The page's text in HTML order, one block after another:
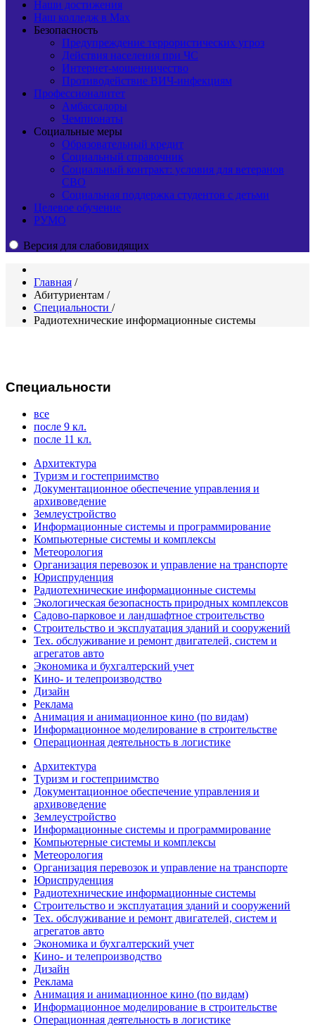
Наши достижения
Наш колледж в Max
Безопасность
Предупреждение террористических угроз
Действия населения при ЧС
Интернет-мошенничество
Противодействие ВИЧ-инфекциям
Профессионалитет
Амбассадоры
Чемпионаты
Социальные меры
Образовательный кредит
Социальный справочник
Социальный контракт: условия для ветеранов
СВО
Социальная поддержка студентов с детьми
Целевое обучение
РУМО
Версия для слабовидящих
Главная /
Абитуриентам /
Специальности /
Радиотехнические информационные системы
Специальности
все
после 9 кл.
после 11 кл.
Архитектура
Туризм и гостеприимство
Документационное обеспечение управления и
архивоведение
Землеустройство
Информационные системы и программирование
Компьютерные системы и комплексы
Метеорология
Организация перевозок и управление на транспорте
Юриспруденция
Радиотехнические информационные системы
Экологическая безопасность природных комплексов
Садово-парковое и ландшафтное строительство
Строительство и эксплуатация зданий и сооружений
Тех. обслуживание и ремонт двигателей, систем и
агрегатов авто
Экономика и бухгалтерский учет
Кино- и телепроизводство
Дизайн
Реклама
Анимация и анимационное кино (по видам)
Информационное моделирование в строительстве
Операционная деятельность в логистике
Архитектура
Туризм и гостеприимство
Документационное обеспечение управления и
архивоведение
Землеустройство
Информационные системы и программирование
Компьютерные системы и комплексы
Метеорология
Организация перевозок и управление на транспорте
Юриспруденция
Радиотехнические информационные системы
Строительство и эксплуатация зданий и сооружений
Тех. обслуживание и ремонт двигателей, систем и
агрегатов авто
Экономика и бухгалтерский учет
Кино- и телепроизводство
Дизайн
Реклама
Анимация и анимационное кино (по видам)
Информационное моделирование в строительстве
Операционная деятельность в логистике